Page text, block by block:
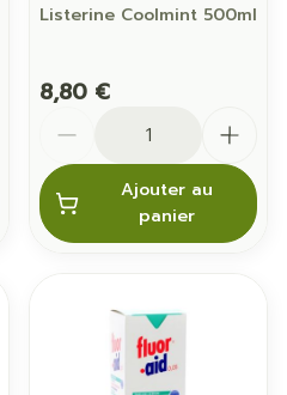
Listerine Coolmint 500ml
8,80 €
Ajouter au
panier